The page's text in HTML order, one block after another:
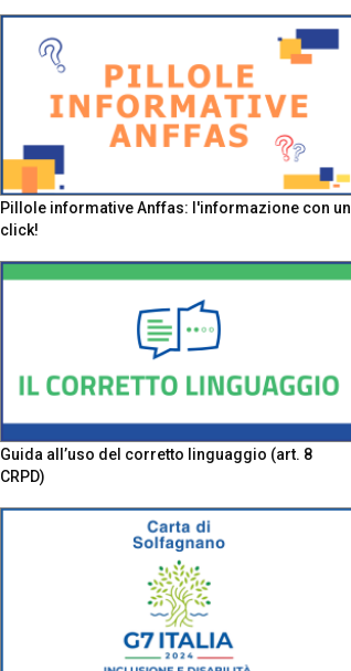
Pillole informative Anffas: l'informazione con un
click!
Guida all’uso del corretto linguaggio (art. 8
CRPD)